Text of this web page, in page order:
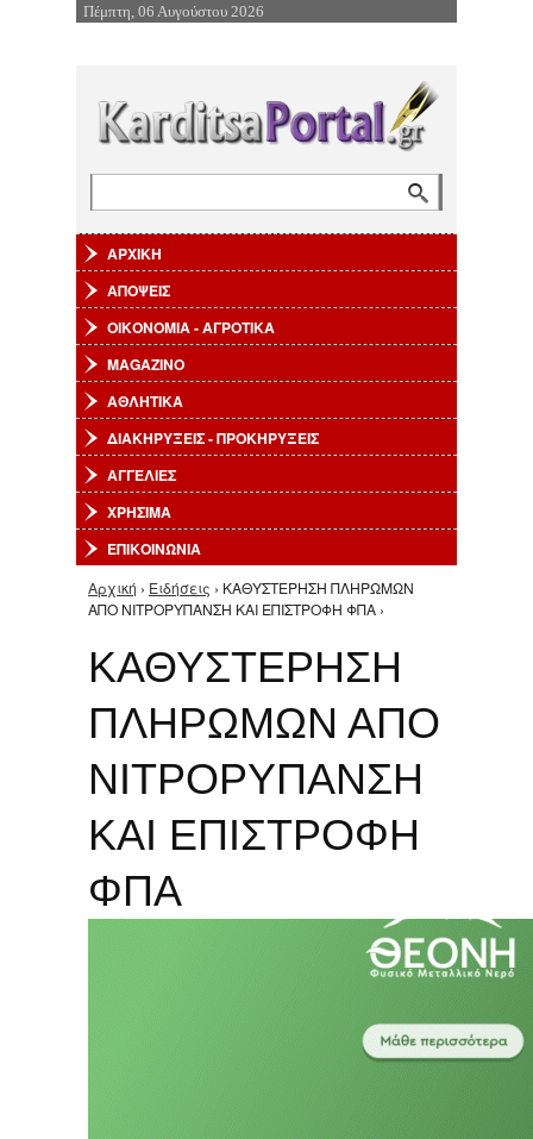
Επιστροφή στην Πλοήγηση
Πέμπτη, 06 Αυγούστου 2026
ΑΡΧΙΚΗ
ΑΠΟΨΕΙΣ
ΟΙΚΟΝΟΜΙΑ - ΑΓΡΟΤΙΚΑ
MAGAZINO
ΑΘΛΗΤΙΚΑ
ΔΙΑΚΗΡΥΞΕΙΣ - ΠΡΟΚΗΡΥΞΕΙΣ
ΑΓΓΕΛΙΕΣ
ΧΡΗΣΙΜΑ
ΕΠΙΚΟΙΝΩΝΙΑ
Είστε εδώ
Αρχική › Ειδήσεις › ΚΑΘΥΣΤΕΡΗΣΗ ΠΛΗΡΩΜΩΝ
ΑΠΟ ΝΙΤΡΟΡΥΠΑΝΣΗ ΚΑΙ ΕΠΙΣΤΡΟΦΗ ΦΠΑ ›
ΚΑΘΥΣΤΕΡΗΣΗ
ΠΛΗΡΩΜΩΝ ΑΠΟ
ΝΙΤΡΟΡΥΠΑΝΣΗ
ΚΑΙ ΕΠΙΣΤΡΟΦΗ
ΦΠΑ